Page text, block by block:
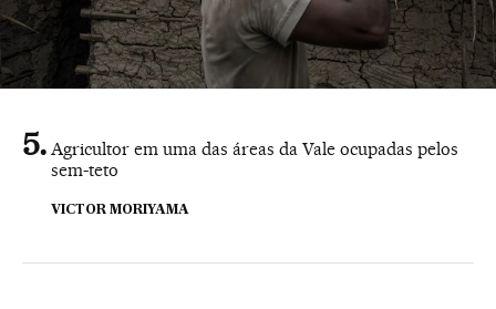
Agricultor em uma das áreas da Vale ocupadas pelos
sem-teto
VICTOR MORIYAMA